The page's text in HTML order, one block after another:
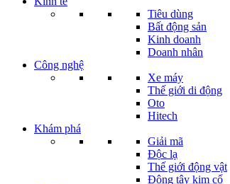
Tiêu dùng
Bất động sản
Kinh doanh
Doanh nhân
Công nghệ
Xe máy
Thế giới di động
Oto
Hitech
Khám phá
Giải mã
Độc lạ
Thế giới động vật
Đông tây kim cổ